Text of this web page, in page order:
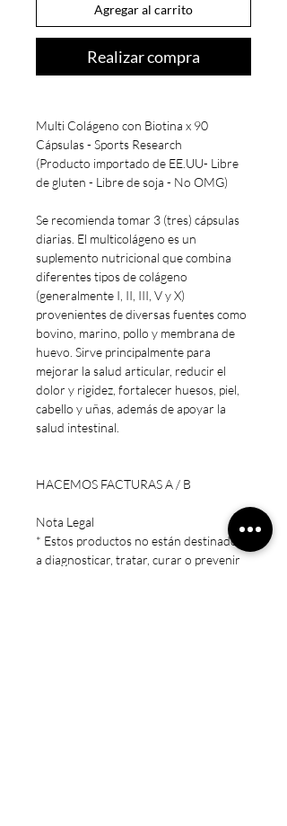
Agregar al carrito
Realizar compra
Multi Colágeno con Biotina x 90
Cápsulas - Sports Research
(Producto importado de EE.UU- Libre
de gluten - Libre de soja - No OMG)
Se recomienda tomar 3 (tres) cápsulas
diarias. El multicolágeno es un
suplemento nutricional que combina
diferentes tipos de colágeno
(generalmente I, II, III, V y X)
provenientes de diversas fuentes como
bovino, marino, pollo y membrana de
huevo. Sirve principalmente para
mejorar la salud articular, reducir el
dolor y rigidez, fortalecer huesos, piel,
cabello y uñas, además de apoyar la
salud intestinal.
HACEMOS FACTURAS A / B
Nota Legal
* Estos productos no están destinados
a diagnosticar, tratar, curar o prevenir